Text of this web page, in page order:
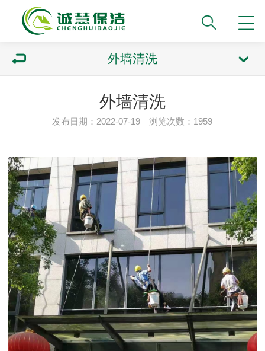
外墙清洗
外墙清洗
发布日期：2022-07-19 浏览次数：1959